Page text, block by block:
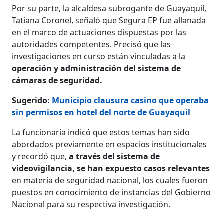
Por su parte, la alcaldesa subrogante de Guayaquil,
Tatiana Coronel, señaló que Segura EP fue allanada
en el marco de actuaciones dispuestas por las
autoridades competentes. Precisó que las
investigaciones en curso están vinculadas a la
operación y administración del sistema de
cámaras de seguridad.
Sugerido: Municipio clausura casino que operaba
sin permisos en hotel del norte de Guayaquil
La funcionaria indicó que estos temas han sido
abordados previamente en espacios institucionales
y recordó que,a través del sistema de
videovigilancia, se han expuesto casos relevantes
en materia de seguridad nacional, los cuales fueron
puestos en conocimiento de instancias del Gobierno
Nacional para su respectiva investigación.